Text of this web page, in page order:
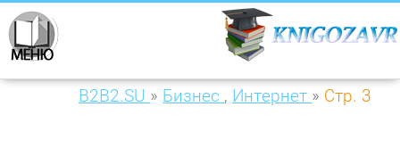
B2B2.SU » Бизнес , Интернет » Стр. 3